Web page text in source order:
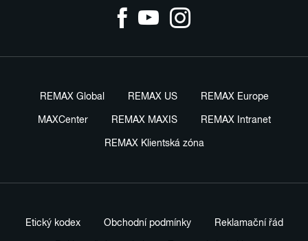
REMAX Global REMAX US REMAX Europe
MAXCenter REMAX MAXIS REMAX Intranet
REMAX Klientská zóna
Etický kodex Obchodní podmínky Reklamační řád